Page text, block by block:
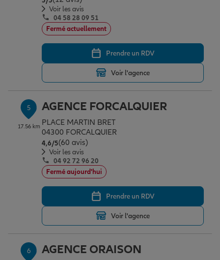
Voir les avis
04 58 28 09 51
Fermé actuellement
Prendre un RDV
Voir l'agence
5
17.56 km
AGENCE FORCALQUIER
PLACE MARTIN BRET
04300 FORCALQUIER
4,6/5Note de 4.6 sur 5
(60 avis)
Voir les avis
04 92 72 96 20
Fermé aujourd'hui
Prendre un RDV
Voir l'agence
6 AGENCE ORAISON